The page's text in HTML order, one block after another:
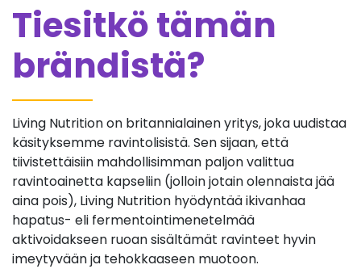
Tiesitkö tämän
brändistä?
Living Nutrition on britannialainen yritys, joka uudistaa
käsityksemme ravintolisistä. Sen sijaan, että
tiivistettäisiin mahdollisimman paljon valittua
ravintoainetta kapseliin (jolloin jotain olennaista jää
aina pois), Living Nutrition hyödyntää ikivanhaa
hapatus- eli fermentointimenetelmää
aktivoidakseen ruoan sisältämät ravinteet hyvin
imeytyvään ja tehokkaaseen muotoon.